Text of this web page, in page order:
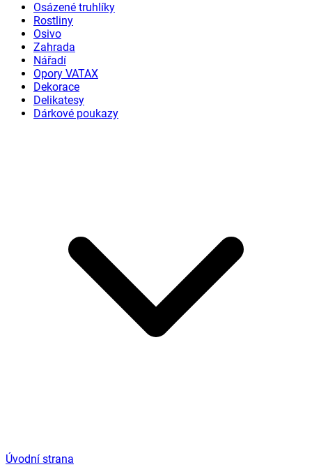
Osázené truhlíky
Rostliny
Osivo
Zahrada
Nářadí
Opory VATAX
Dekorace
Delikatesy
Dárkové poukazy
Úvodní strana